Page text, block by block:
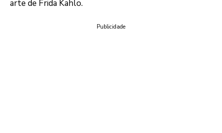
arte de Frida Kahlo.
Publicidade